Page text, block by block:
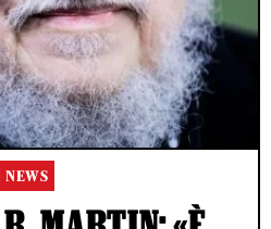
NEWS